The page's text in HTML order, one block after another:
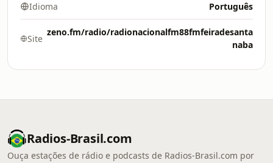
Idioma Português
Site
zeno.fm/radio/radionacionalfm88fmfeiradesanta
naba
Radios-Brasil.com
Ouça estações de rádio e podcasts de Radios-Brasil.com por